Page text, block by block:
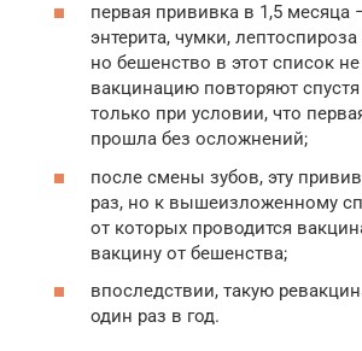
первая прививка в 1,5 месяца
энтерита, чумки,
но бешенство в этот список не
вакцинацию повторяют
только при условии, что
прошла без осложнений;
после смены зубов, эту
раз, но к вышеизложенному
от которых проводится
вакцину от бешенства;
впоследствии, такую
один раз в год.